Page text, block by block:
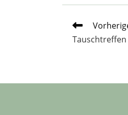
Weitere
Artikel
ansehen